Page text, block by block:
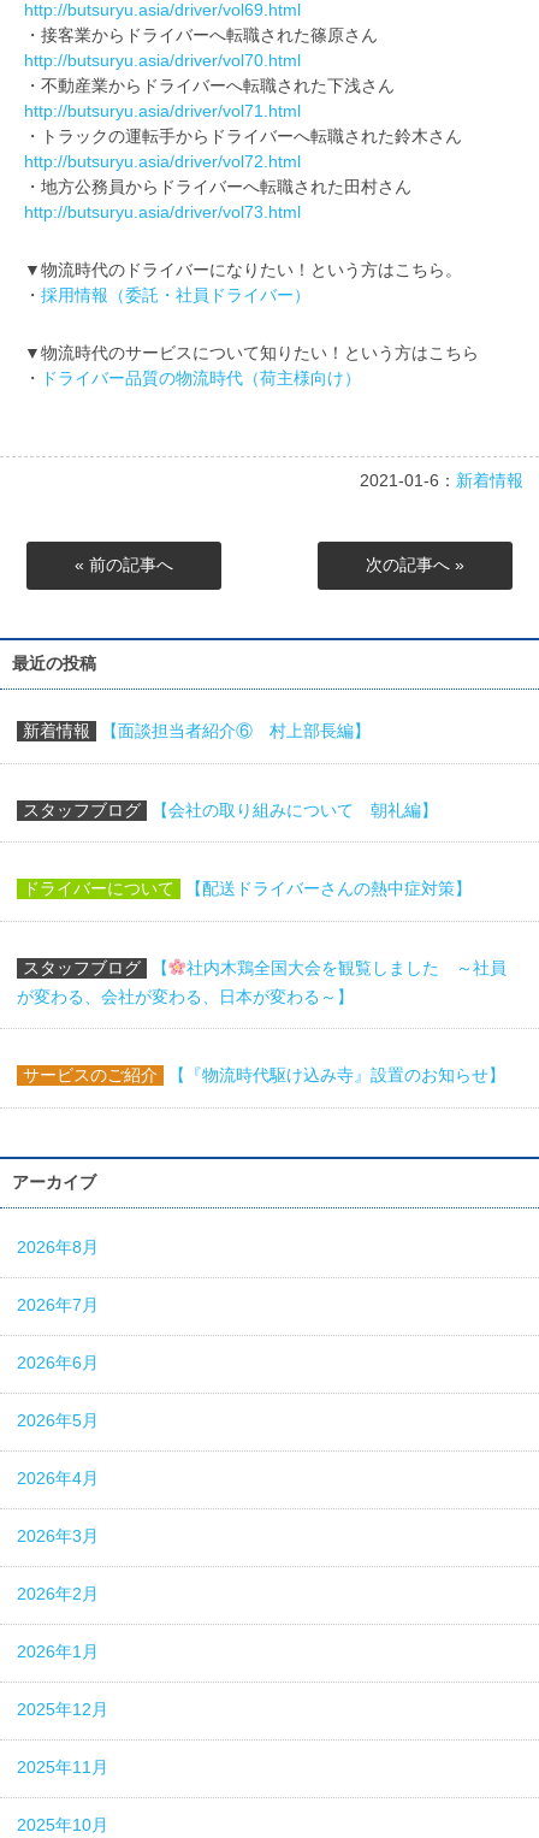
http://butsuryu.asia/driver/vol69.html
・接客業からドライバーへ転職された篠原さん
http://butsuryu.asia/driver/vol70.html
・不動産業からドライバーへ転職された下浅さん
http://butsuryu.asia/driver/vol71.html
・トラックの運転手からドライバーへ転職された鈴木さん
http://butsuryu.asia/driver/vol72.html
・地方公務員からドライバーへ転職された田村さん
http://butsuryu.asia/driver/vol73.html
▼物流時代のドライバーになりたい！という方はこちら。
・ 採用情報（委託・社員ドライバー）
▼物流時代のサービスについて知りたい！という方はこちら
・
ドライバー品質の物流時代（荷主様向け）
2021-01-6： 新着情報
« 前の記事へ 次の記事へ »
最近の投稿
新着情報 【面談担当者紹介⑥ 村上部長編】
スタッフブログ 【会社の取り組みについて 朝礼編】
ドライバーについて 【配送ドライバーさんの熱中症対策】
スタッフブログ 【
社内木鶏全国大会を観覧しました ～社員
が変わる、会社が変わる、日本が変わる～】
サービスのご紹介 【『物流時代駆け込み寺』設置のお知らせ】
アーカイブ
2026年8月
2026年7月
2026年6月
2026年5月
2026年4月
2026年3月
2026年2月
2026年1月
2025年12月
2025年11月
2025年10月